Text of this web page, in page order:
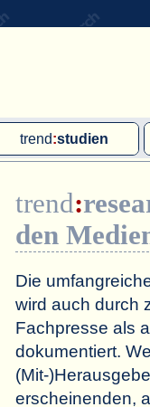
trend:studien
Single-Client-Studien
Internationale Markt Reports
trend:
den
Die
wird auch durch
Fachpresse als
dokumentiert.
(Mit-
erscheinenden,